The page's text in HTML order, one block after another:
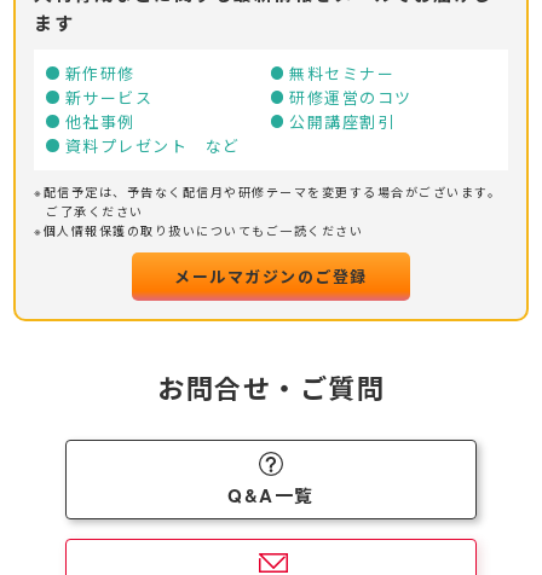
ます
新作研修
無料セミナー
新サービス
研修運営のコツ
他社事例
公開講座割引
資料プレゼント など
※配信予定は、予告なく配信月や研修テーマを変更する場合がございます。
ご了承ください
※個人情報保護の取り扱いについてもご一読ください
メールマガジンのご登録
お問合せ・ご質問
Q&A一覧